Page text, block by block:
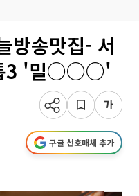
방송맛집- 서
톱3 '밀○○○'
구글 선호매체 추가